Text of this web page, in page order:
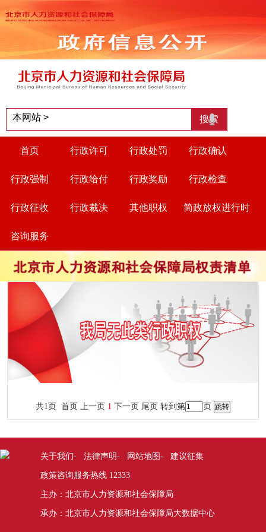
首页 行政许可 行政处罚 行政确认
行政强制 行政给付 行政奖励 行政检查
行政征收 行政裁决 其他职权 简政放权进行时
咨询服务
共1页 首页 上一页 1 下一页 尾页 转到第 页
关于我们-法律声明- 网站地图-建议征集
政策咨询服务热线 12333
主办：北京市人力资源和社会保障局
承办：北京市人力资源和社会保障局大数据中心